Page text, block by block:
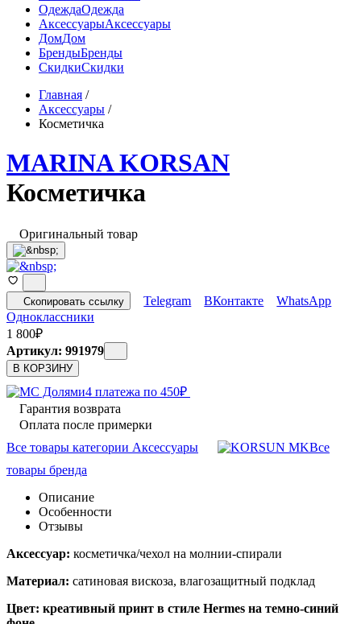
ОдеждаОдежда
АксессуарыАксессуары
ДомДом
БрендыБренды
СкидкиСкидки
Главная /
Аксессуары /
Косметичка
MARINA KORSAN
Косметичка
Оригинальный товар
Скопировать ссылку Telegram ВКонтакте
WhatsApp
Одноклассники
1 800₽
Артикул: 991979
В КОРЗИНУ
4 платежа по 450₽
Гарантия возврата
Оплата после примерки
Все товары категории Аксессуары
Все
товары бренда
Описание
Особенности
Отзывы
Аксессуар: косметичка/чехол на молнии-спирали
Материал: сатиновая вискоза, влагозащитный подклад
Цвет: креативный принт в стиле Hermes на темно-синий